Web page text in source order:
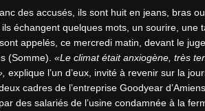
des accusés, ils sont huit en jeans, bras
échangent quelques mots, un sourire, une
appelés, ce mercredi matin, devant le
(Somme). «Le climat était anxiogène, très
explique l’un d’eux, invité à revenir sur la
cadres de l’entreprise Goodyear
des salariés de l’usine condamnée à la